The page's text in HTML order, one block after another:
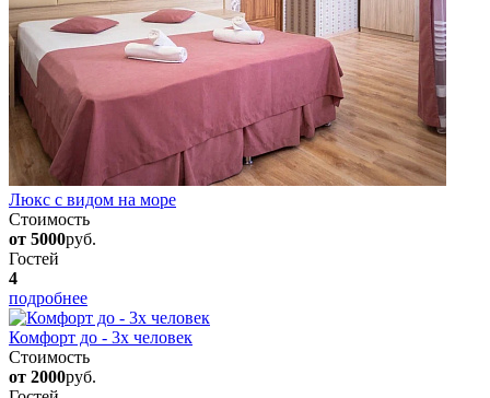
Люкс с видом на море
Стоимость
от 5000руб.
Гостей
4
подробнее
Комфорт до - 3х человек
Стоимость
от 2000руб.